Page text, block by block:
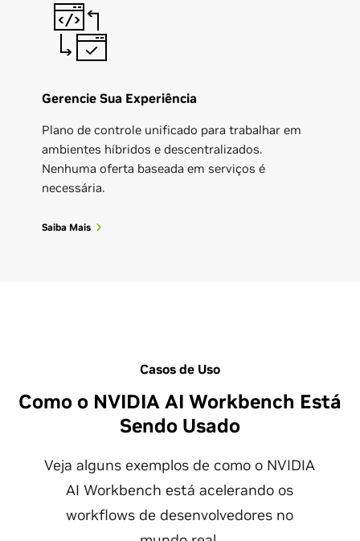
Gerencie Sua Experiência
Plano de controle unificado para trabalhar em
ambientes híbridos e descentralizados.
Nenhuma oferta baseada em serviços é
necessária.
Saiba Mais
Casos de Uso
Como o NVIDIA AI Workbench Está
Sendo Usado
Veja alguns exemplos de como o NVIDIA
AI Workbench está acelerando os
workflows de desenvolvedores no